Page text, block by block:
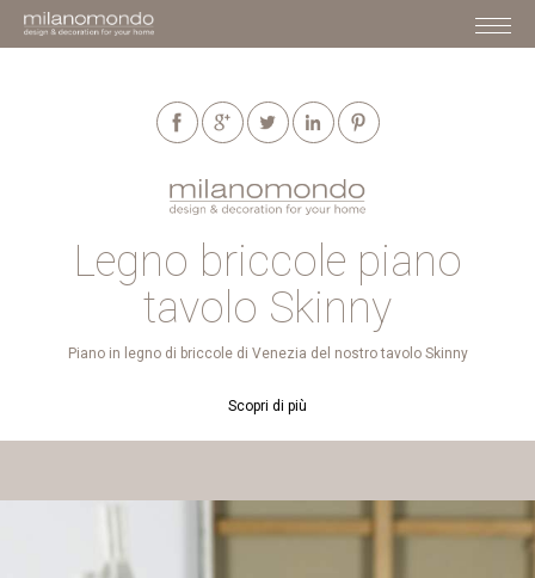
Legno briccole piano
tavolo Skinny
Piano in legno di briccole di Venezia del nostro tavolo Skinny
Scopri di più